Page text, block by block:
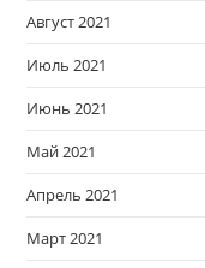
Август 2021
Июль 2021
Июнь 2021
Май 2021
Апрель 2021
Март 2021